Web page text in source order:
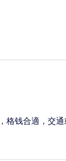
格钱合適，交